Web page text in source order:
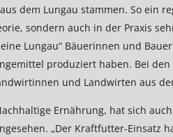
dem Lungau stammen. So ein
sondern auch in der Praxis
Lungau“ Bäuerinnen und
produziert haben. Bei
und Landwirten aus
Ernährung, hat sich
„Der Kraftfutter-Einsatz